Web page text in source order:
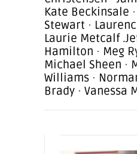
Kate Beckinsale ·
Stewart ·
Laurie Metcalf
Hamilton · Meg
Michael Sheen ·
Williams ·
Brady · Vanessa